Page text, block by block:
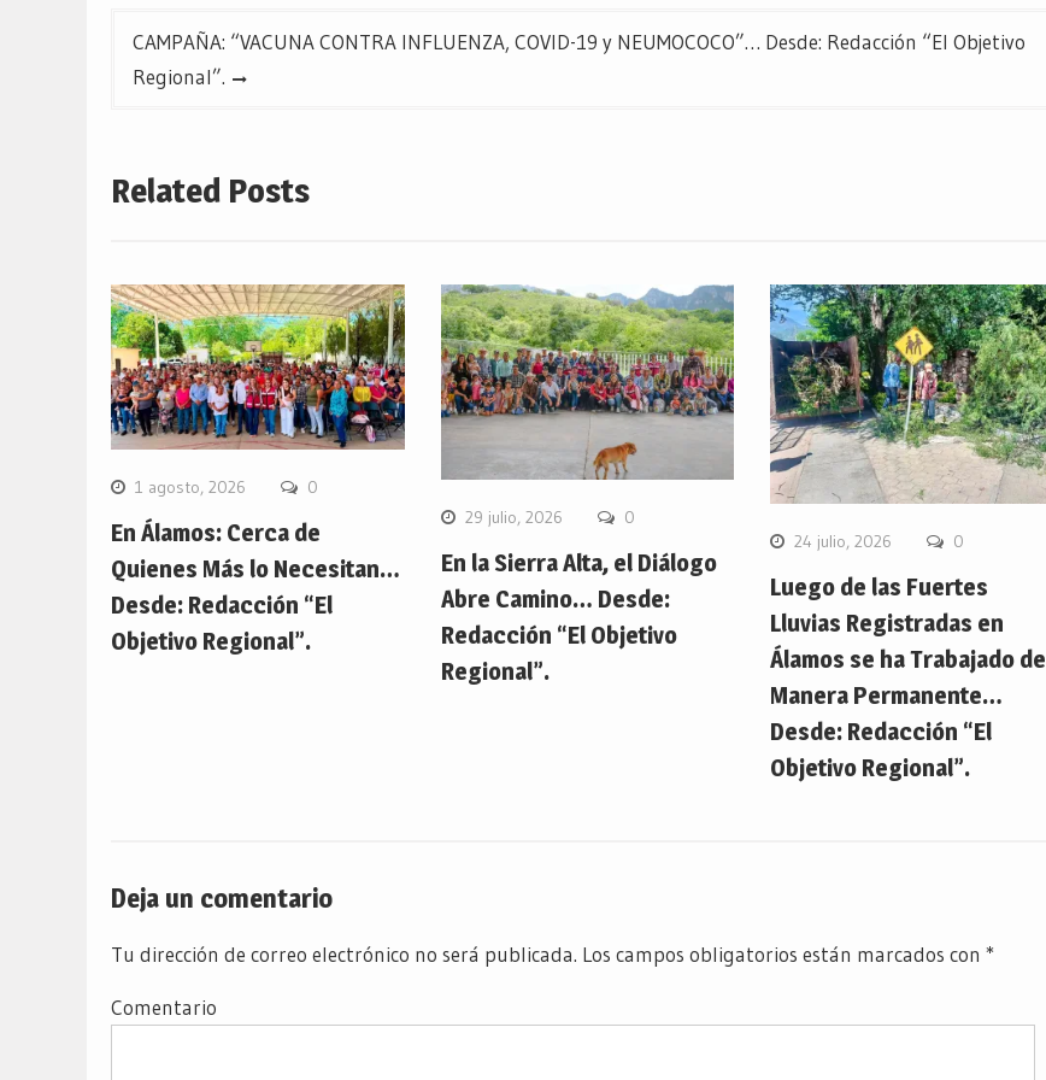
CAMPAÑA: “VACUNA CONTRA INFLUENZA, COVID-19 y NEUMOCOCO”… Desde: Redacción “El Objetivo
Regional”.
Related Posts
1 agosto, 2026 0
En Álamos: Cerca de
Quienes Más lo Necesitan…
Desde: Redacción “El
Objetivo Regional”.
29 julio, 2026 0
En la Sierra Alta, el Diálogo
Abre Camino… Desde:
Redacción “El Objetivo
Regional”.
24 julio, 2026 0
Luego de las Fuertes
Lluvias Registradas en
Álamos se ha Trabajado de
Manera Permanente…
Desde: Redacción “El
Objetivo Regional”.
Deja un comentario
Tu dirección de correo electrónico no será publicada. Los campos obligatorios están marcados con *
Comentario